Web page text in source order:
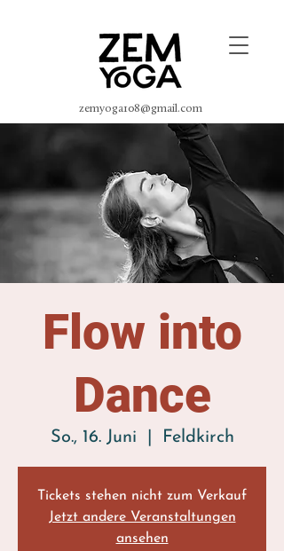
zemyoga108@gmail.com
Flow into
Dance
So., 16. Juni Feldkirch
Tickets stehen nicht zum Verkauf
Jetzt andere Veranstaltungen
ansehen